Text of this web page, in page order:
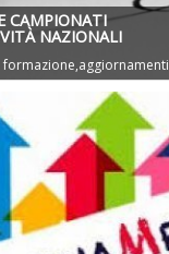
CAMPIONATI
NAZIONALI